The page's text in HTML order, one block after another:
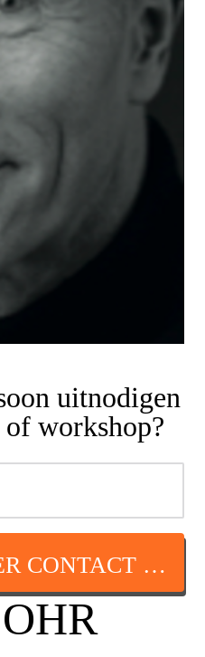
uitnodigen
workshop?
NEEM DAN HIER CONTACT OP